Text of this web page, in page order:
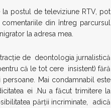
la postul de televiziune RTV, pot
din întreg parcursul
la adresa mea.
de deontologia jurnalistică
că le tot cere insistent) fără
Mai condamnabil este
ei .Nu a făcut trimitere la
părţii incriminate, adică